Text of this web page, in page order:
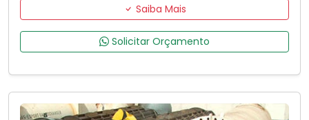
Saiba Mais
Solicitar Orçamento